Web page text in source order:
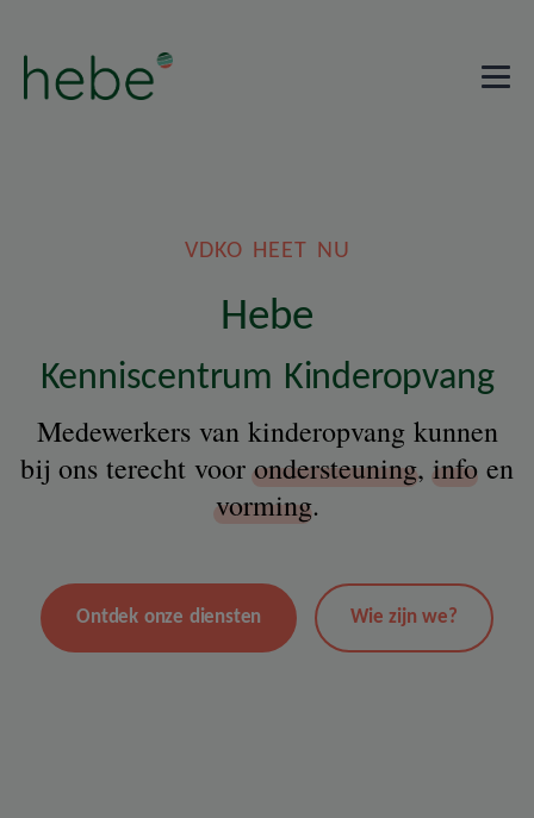
VDKO HEET NU
Hebe
Kenniscentrum Kinderopvang
Medewerkers van kinderopvang kunnen
bij ons terecht voorondersteuning, info en
vorming.
Ontdek onze diensten Wie zijn we?